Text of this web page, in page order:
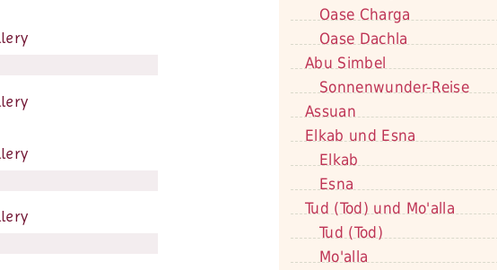
Oase Charga
Oase Dachla
Abu Simbel
Sonnenwunder-Reise
Assuan
Elkab und Esna
Elkab
Esna
Tud (Tod) und Mo'alla
Tud (Tod)
Mo'alla